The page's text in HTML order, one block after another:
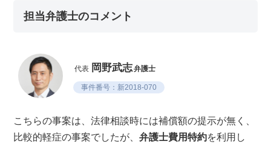
担当弁護士のコメント
代表 岡野武志弁護士
事件番号：新2018-070
こちらの事案は、法律相談時には補償額の提示が無く、
比較的軽症の事案でしたが、弁護士費用特約を利用し